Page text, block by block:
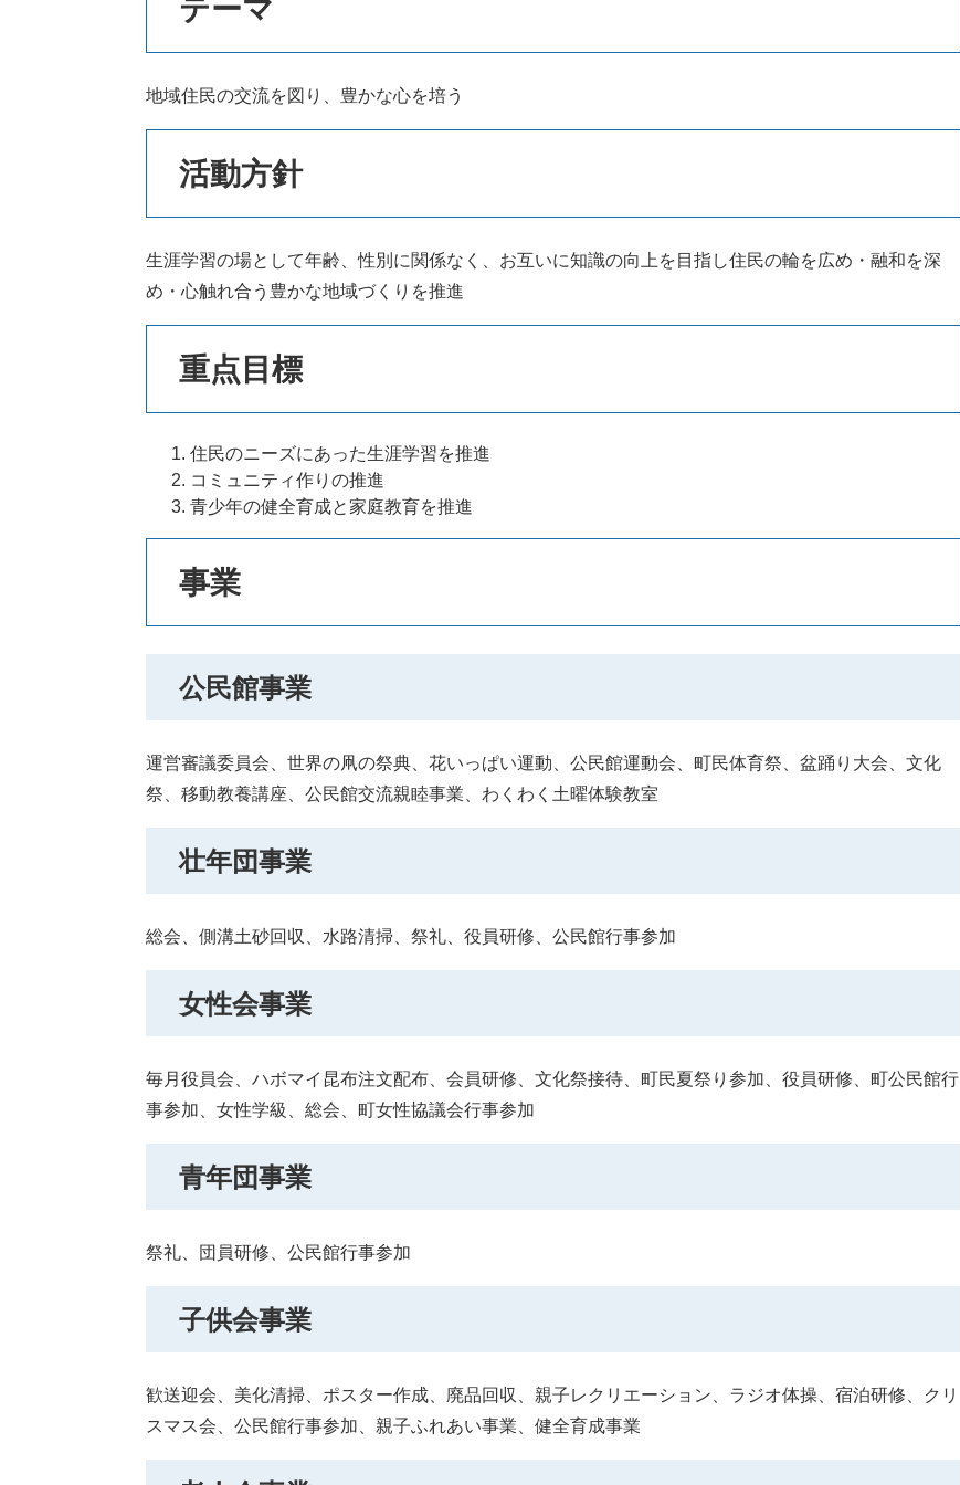
テーマ
地域住民の交流を図り、豊かな心を培う
活動方針
生涯学習の場として年齢、性別に関係なく、お互いに知識の向上を目指し住民の輪を広め・融和を深
め・心触れ合う豊かな地域づくりを推進
重点目標
住民のニーズにあった生涯学習を推進
コミュニティ作りの推進
青少年の健全育成と家庭教育を推進
事業
公民館事業
運営審議委員会、世界の凧の祭典、花いっぱい運動、公民館運動会、町民体育祭、盆踊り大会、文化
祭、移動教養講座、公民館交流親睦事業、わくわく土曜体験教室
壮年団事業
総会、側溝土砂回収、水路清掃、祭礼、役員研修、公民館行事参加
女性会事業
毎月役員会、ハボマイ昆布注文配布、会員研修、文化祭接待、町民夏祭り参加、役員研修、町公民館行
事参加、女性学級、総会、町女性協議会行事参加
青年団事業
祭礼、団員研修、公民館行事参加
子供会事業
歓送迎会、美化清掃、ポスター作成、廃品回収、親子レクリエーション、ラジオ体操、宿泊研修、クリ
スマス会、公民館行事参加、親子ふれあい事業、健全育成事業